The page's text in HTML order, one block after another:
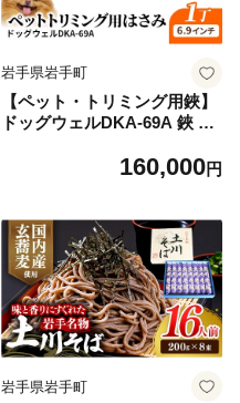
岩手県岩手町
【ペット・トリミング用鋏】
ドッグウェルDKA-69A 鋏 ハ
物 プロ はさみ 岩手県 岩手町
160,000円
岩手県岩手町